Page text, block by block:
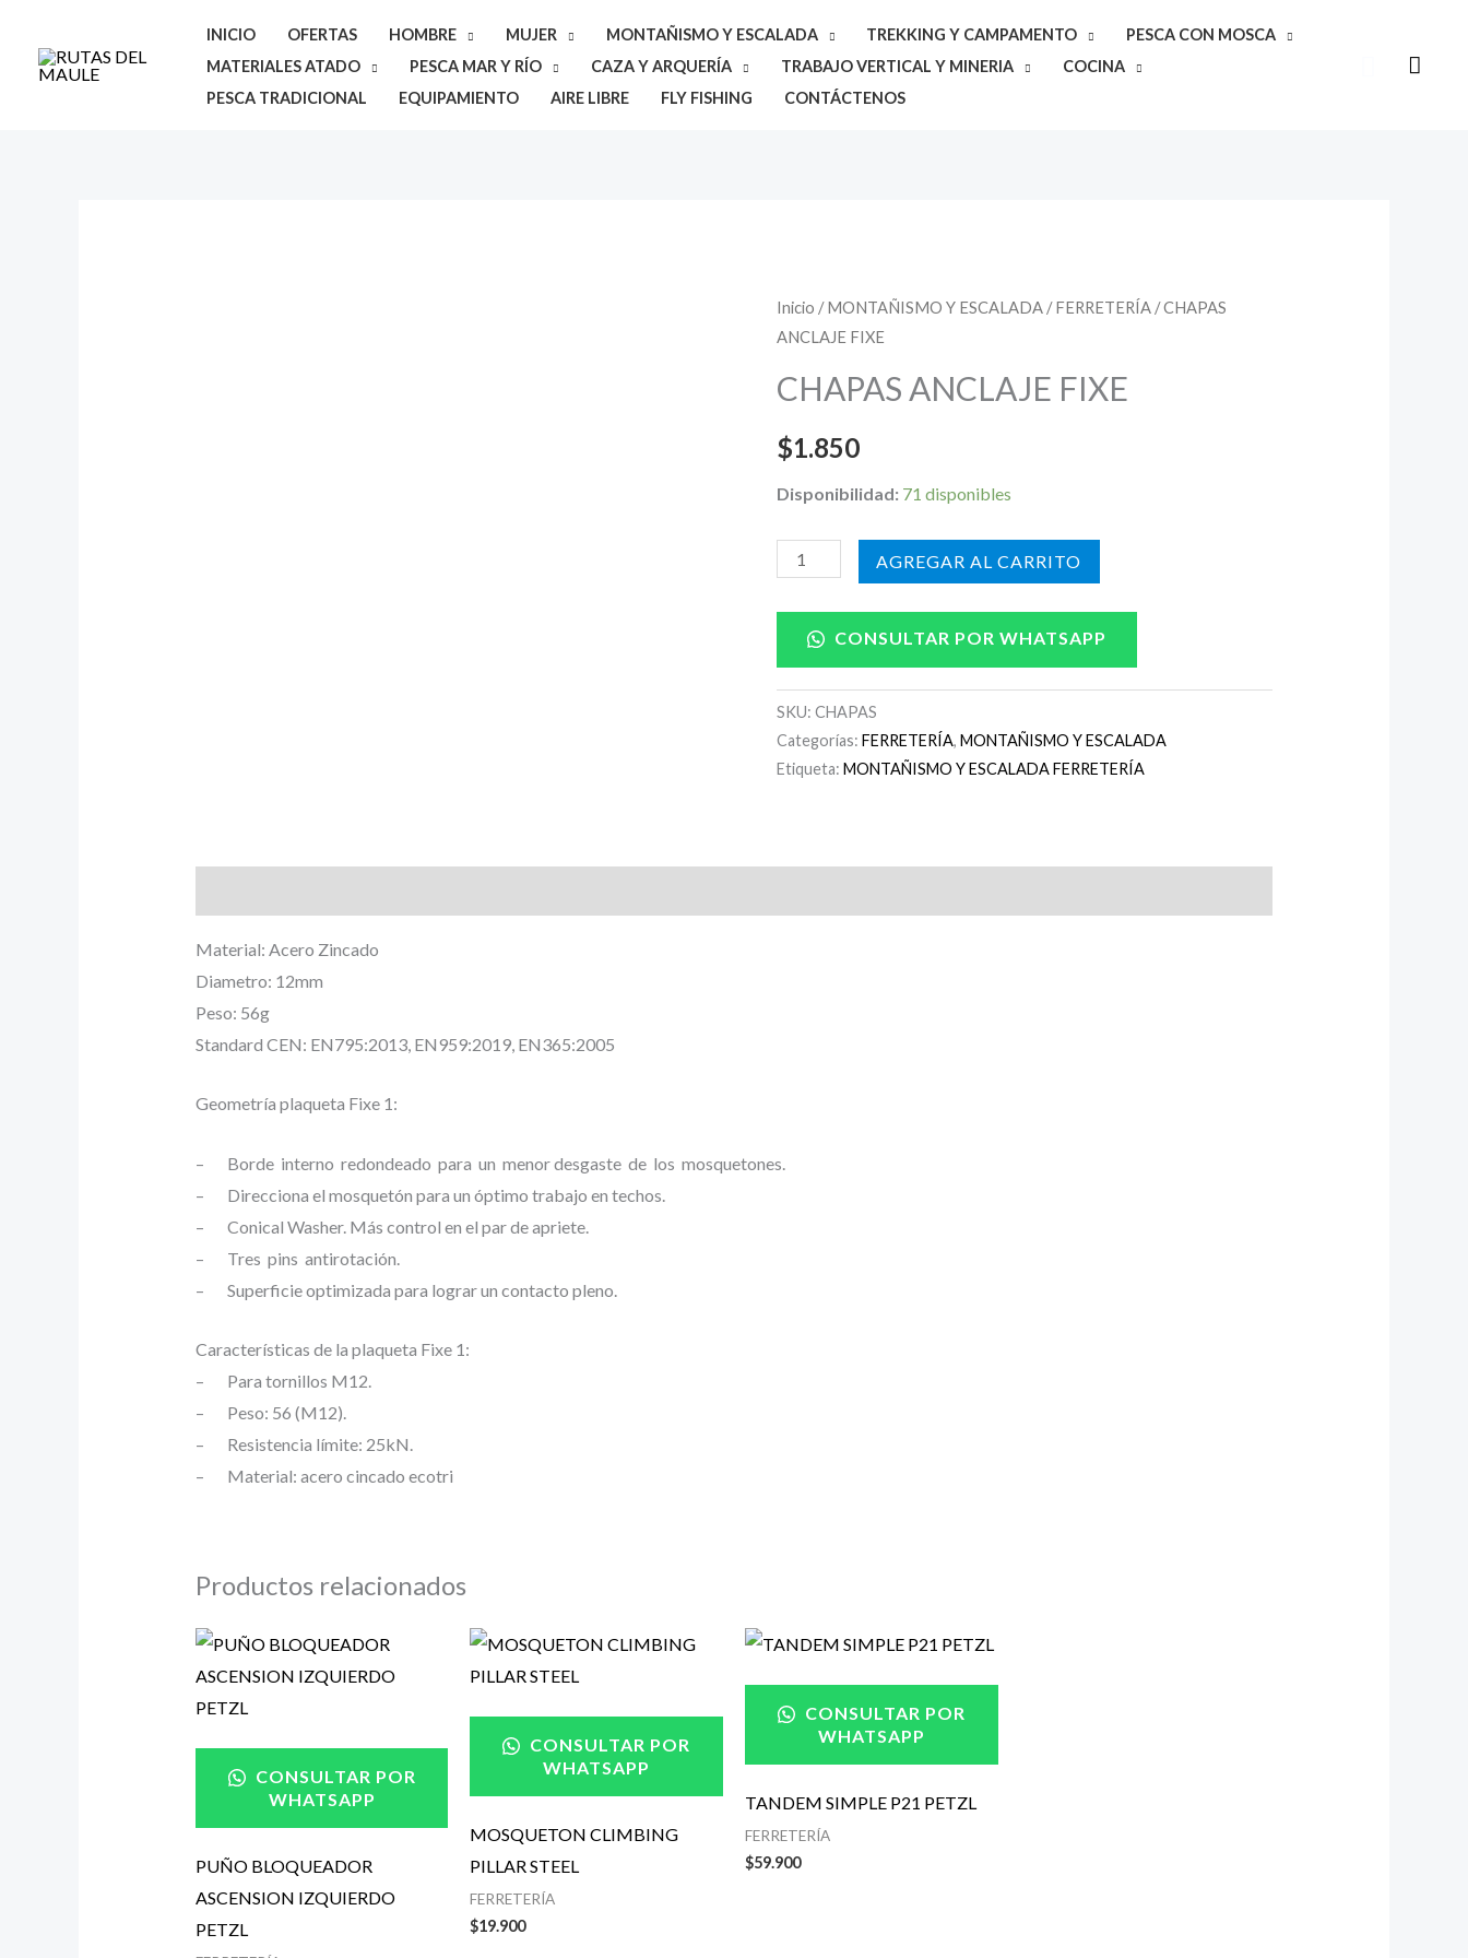
contenido
INICIO OFERTAS HOMBRE MUJER MONTAÑISMO Y ESCALADA TREKKING Y CAMPAMENTO
PESCA CON MOSCA
MATERIALES ATADO
PESCA MAR Y RÍO CAZA Y ARQUERÍA TRABAJO VERTICAL Y MINERIA
COCINA
PESCA TRADICIONAL
EQUIPAMIENTO AIRE LIBRE FLY FISHING CONTÁCTENOS
Buscar
Inicio /MONTAÑISMO Y ESCALADA /FERRETERÍA / CHAPAS
ANCLAJE FIXE
CHAPAS ANCLAJE FIXE
$1.850
Disponibilidad: 71 disponibles
CHAPAS
ANCLAJE
cantidad
AÑADIR AL CARRITO
CONSULTAR POR WHATSAPP
SKU:CHAPAS
Categorías:FERRETERÍA,MONTAÑISMO Y ESCALADA
Etiqueta:MONTAÑISMO Y ESCALADA FERRETERÍA
Material: Acero Zincado
Diametro: 12mm
Peso: 56g
Standard CEN: EN795:2013, EN959:2019, EN365:2005
Geometría plaqueta Fixe 1:
– Borde interno redondeado para un menor desgaste de los mosquetones.
– Direcciona el mosquetón para un óptimo trabajo en techos.
– Conical Washer. Más control en el par de apriete.
– Tres pins antirotación.
– Superficie optimizada para lograr un contacto pleno.
Características de la plaqueta Fixe 1:
– Para tornillos M12.
– Peso: 56 (M12).
– Resistencia límite: 25kN.
– Material: acero cincado ecotri
Productos relacionados
CONSULTAR POR
WHATSAPP
PUÑO BLOQUEADOR
ASCENSION IZQUIERDO
PETZL
CONSULTAR POR
WHATSAPP
MOSQUETON CLIMBING
PILLAR STEEL
FERRETERÍA
$19.900
CONSULTAR POR
WHATSAPP
TANDEM SIMPLE P21 PETZL
FERRETERÍA
$59.900